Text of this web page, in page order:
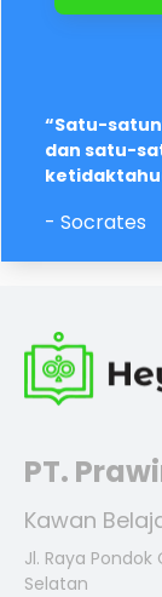
“Satu-
dan satu-
- Socrates
PT.
Kawan
Jl. Raya Pondok
Selatan